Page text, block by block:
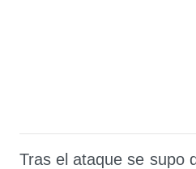
Tras el ataque se supo